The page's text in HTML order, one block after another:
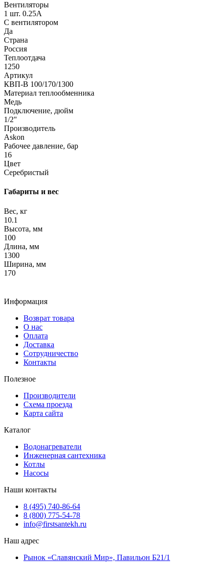
Вентиляторы
1 шт. 0.25А
С вентилятором
Да
Страна
Россия
Теплоотдача
1250
Артикул
КВП-В 100/170/1300
Материал теплообменника
Медь
Подключение, дюйм
1/2"
Производитель
Аskon
Рабочее давление, бар
16
Цвет
Серебристый
Габариты и вес
Вес, кг
10.1
Высота, мм
100
Длина, мм
1300
Ширина, мм
170
Информация
Возврат товара
О нас
Оплата
Доставка
Сотрудничество
Контакты
Полезное
Производители
Схема проезда
Карта сайта
Каталог
Водонагреватели
Инженерная сантехника
Котлы
Насосы
Наши контакты
8 (495) 740-86-64
8 (800) 775-54-78
info@firstsantekh.ru
Наш адрес
Рынок «Славянский Мир», Павильон Б21/1